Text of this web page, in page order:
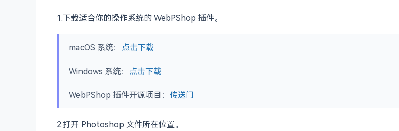
1.下载适合你的操作系统的 WebPShop 插件。
macOS 系统： 点击下载
Windows 系统： 点击下载
WebPShop 插件开源项目： 传送门
2.打开 Photoshop 文件所在位置。